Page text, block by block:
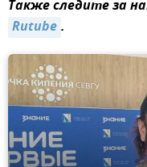
Также следите за
Rutube.